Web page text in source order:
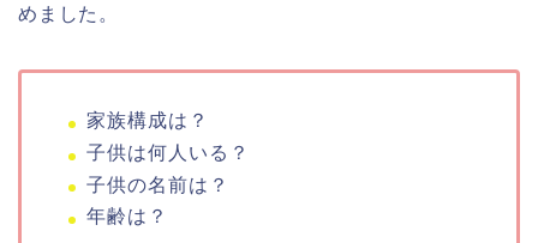
めました。
家族構成は？
子供は何人いる？
子供の名前は？
年齢は？